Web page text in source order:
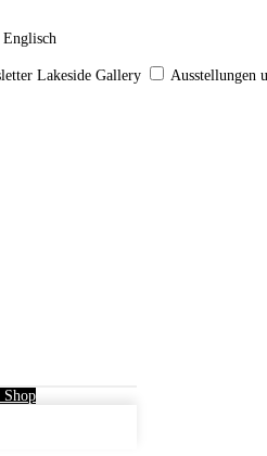
Englisch
Lakeside Gallery Ausstellungen